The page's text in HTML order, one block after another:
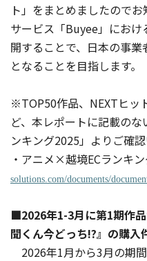
ト」をまとめましたので
サービス「Buyee」にお
開することで、日本の事
となることを目指します。
※TOP50作品、NEXTヒッ
ど、本レポートに記載の
ンキング2025」よりご確認
・アニメ×越境ECランキン
solutions.com/documents/
■2026年1-3月に第1期作
聞くん今どっち!?』の購入
2026年1月から3月の期